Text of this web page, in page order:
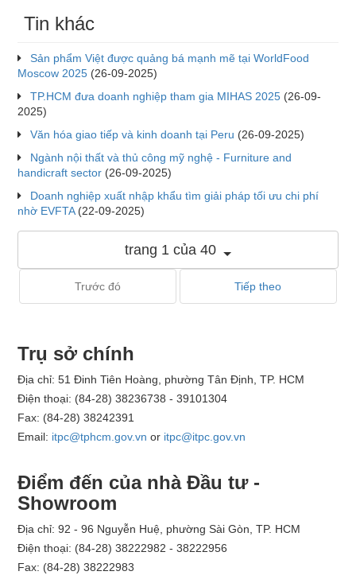
Tin khác
Sản phẩm Việt được quảng bá mạnh mẽ tại WorldFood
Moscow 2025 (26-09-2025)
TP.HCM đưa doanh nghiệp tham gia MIHAS 2025 (26-09-
2025)
Văn hóa giao tiếp và kinh doanh tại Peru (26-09-2025)
Ngành nội thất và thủ công mỹ nghệ - Furniture and
handicraft sector (26-09-2025)
Doanh nghiệp xuất nhập khẩu tìm giải pháp tối ưu chi phí
nhờ EVFTA(22-09-2025)
trang 1 của 40
Trước đó Tiếp theo
Trụ sở chính
Địa chỉ: 51 Đinh Tiên Hoàng, phường Tân Định, TP. HCM
Điện thoại: (84-28) 38236738 - 39101304
Fax: (84-28) 38242391
Email: itpc@tphcm.gov.vn or itpc@itpc.gov.vn
Điểm đến của nhà Đầu tư -
Showroom
Địa chỉ: 92 - 96 Nguyễn Huệ, phường Sài Gòn, TP. HCM
Điện thoại: (84-28) 38222982 - 38222956
Fax: (84-28) 38222983